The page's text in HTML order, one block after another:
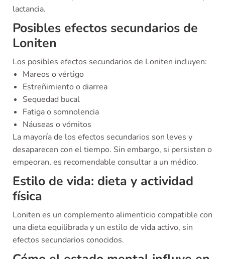
lactancia.
Posibles efectos secundarios de
Loniten
Los posibles efectos secundarios de Loniten incluyen:
Mareos o vértigo
Estreñimiento o diarrea
Sequedad bucal
Fatiga o somnolencia
Náuseas o vómitos
La mayoría de los efectos secundarios son leves y
desaparecen con el tiempo. Sin embargo, si persisten o
empeoran, es recomendable consultar a un médico.
Estilo de vida: dieta y actividad
física
Loniten es un complemento alimenticio compatible con
una dieta equilibrada y un estilo de vida activo, sin
efectos secundarios conocidos.